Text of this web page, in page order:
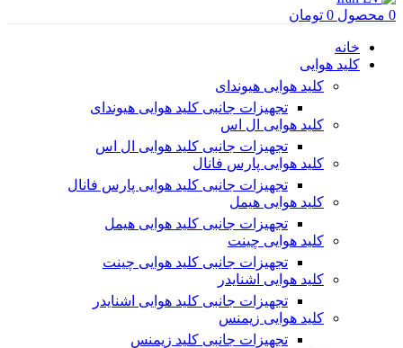
0 محصول 0 تومان
خانه
کلید هوایی
کلید هوایی هیوندای
تجهیزات جانبی کلید هوایی هیوندای
کلید هوایی ال اس
تجهیزات جانبی کلید هوایی ال اس
کلید هوایی پارس فانال
تجهیزات جانبی کلید هوایی پارس فانال
کلید هوایی هیمل
تجهیزات جانبی کلید هوایی هیمل
کلید هوایی چینت
تجهیزات جانبی کلید هوایی چینت
کلید هوایی اشنایدر
تجهیزات جانبی کلید هوایی اشنایدر
کلید هوایی زیمنس
تجهیزات جانبی کلید زیمنس